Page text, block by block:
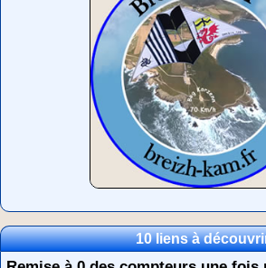
10 liens à